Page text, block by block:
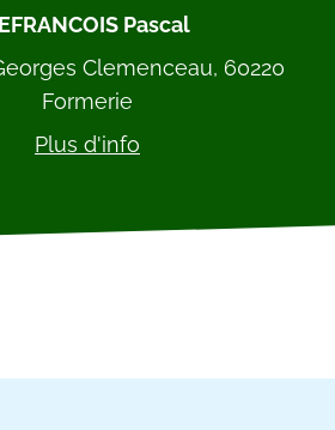
Pascal
Clemenceau, 60220
Formerie
Plus d'info